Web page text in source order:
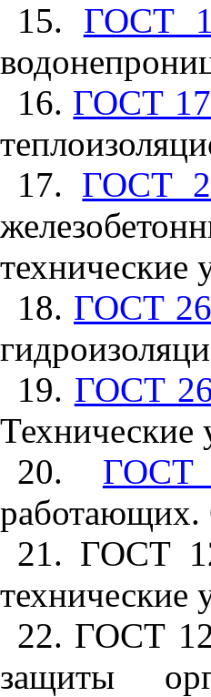
15. ГОСТ
16. ГОСТ
17. ГОСТ
технические
18. ГОСТ
19. ГОСТ
Технические
20. ГОСТ
работающих.
21. ГОСТ
технические
22. ГОСТ
защиты